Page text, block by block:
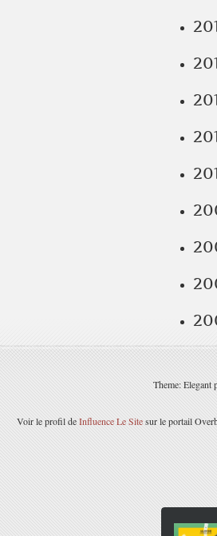
Theme: Elegant
Voir le profil deInfluence Le Sitesur le portail